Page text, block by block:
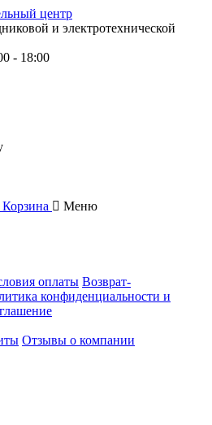
и электротехнической
- 18:00
Корзина Меню
оплаты Возврат-
конфиденциальности и
Отзывы о компании